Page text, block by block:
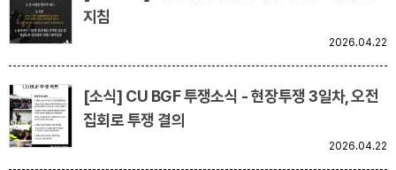
지침
2026.04.22
[소식] CU BGF 투쟁소식 - 현장투쟁 3일차, 오전
집회로 투쟁 결의
2026.04.22